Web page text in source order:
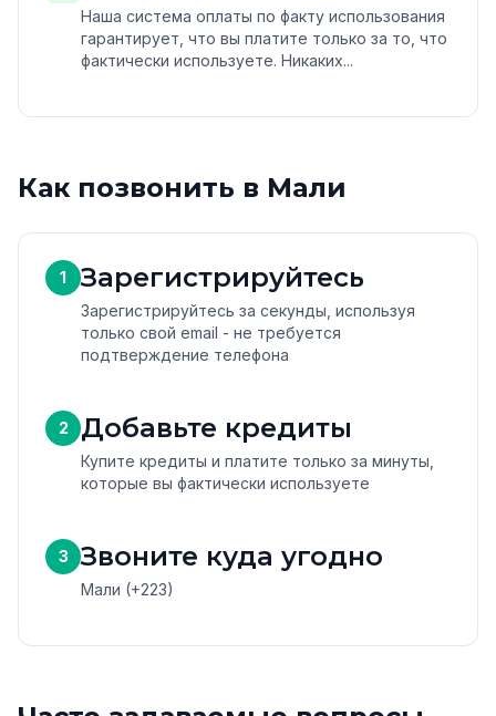
Наша система оплаты по факту использования
гарантирует, что вы платите только за то, что
фактически используете. Никаких...
Как позвонить в Мали
1 Зарегистрируйтесь
Зарегистрируйтесь за секунды, используя
только свой email - не требуется
подтверждение телефона
2 Добавьте кредиты
Купите кредиты и платите только за минуты,
которые вы фактически используете
3 Звоните куда угодно
Мали (+223)